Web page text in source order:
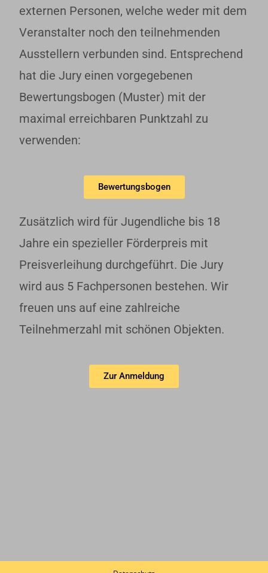
externen Personen, welche weder mit dem
Veranstalter noch den teilnehmenden
Ausstellern verbunden sind. Entsprechend
hat die Jury einen vorgegebenen
Bewertungsbogen (Muster) mit der
maximal erreichbaren Punktzahl zu
verwenden:
Bewertungsbogen
Zusätzlich wird für Jugendliche bis 18
Jahre ein spezieller Förderpreis mit
Preisverleihung durchgeführt. Die Jury
wird aus 5 Fachpersonen bestehen. Wir
freuen uns auf eine zahlreiche
Teilnehmerzahl mit schönen Objekten.
Zur Anmeldung